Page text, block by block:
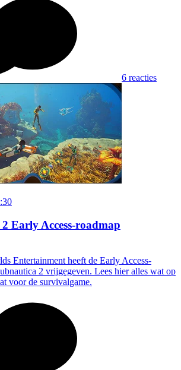
6 reacties
Early Access-roadmap
Entertainment heeft de Early Access-
2 vrijgegeven. Lees hier alles wat op
voor de survivalgame.